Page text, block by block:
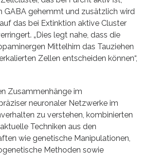
GABA gehemmt und zusätzlich wird
das bei Extinktion aktive Cluster
„Dies legt nahe, dass die
Mittelhirn das Tauziehen
Zellen entscheiden können“,
Zusammenhänge im
neuronaler Netzwerke im
zu verstehen, kombinierten
Techniken aus den
wie genetische Manipulationen,
Methoden sowie